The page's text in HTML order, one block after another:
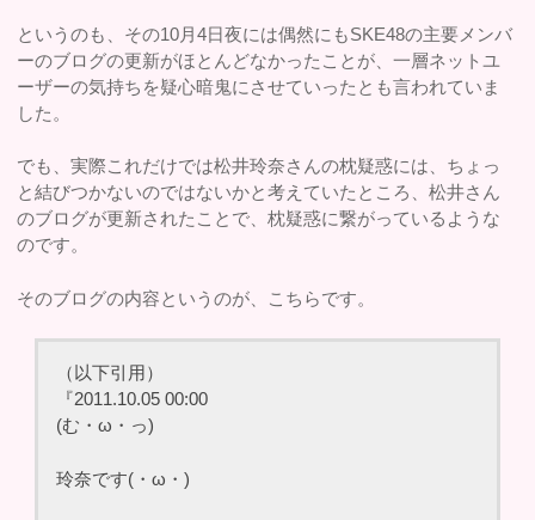
というのも、その10月4日夜には偶然にもSKE48の主要メンバ
ーのブログの更新がほとんどなかったことが、一層ネットユ
ーザーの気持ちを疑心暗鬼にさせていったとも言われていま
した。
でも、実際これだけでは松井玲奈さんの枕疑惑には、ちょっ
と結びつかないのではないかと考えていたところ、松井さん
のブログが更新されたことで、枕疑惑に繋がっているような
のです。
そのブログの内容というのが、こちらです。
（以下引用）
『2011.10.05 00:00
(む・ω・っ)
玲奈です(・ω・)